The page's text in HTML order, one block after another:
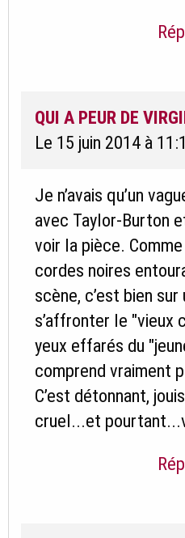
QUI A PEUR DE
Le 15 juin 2014 à
Je n’avais qu’un
avec Taylor-Burton
voir la pièce.
cordes noires
scène, c’est bien
s’affronter le "vieux
yeux effarés du
comprend vraiment
C’est détonnant,
cruel...et